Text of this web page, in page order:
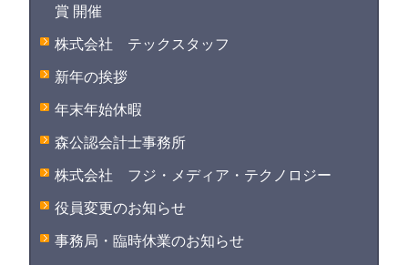
賞 開催
株式会社 テックスタッフ
新年の挨拶
年末年始休暇
森公認会計士事務所
株式会社 フジ・メディア・テクノロジー
役員変更のお知らせ
事務局・臨時休業のお知らせ